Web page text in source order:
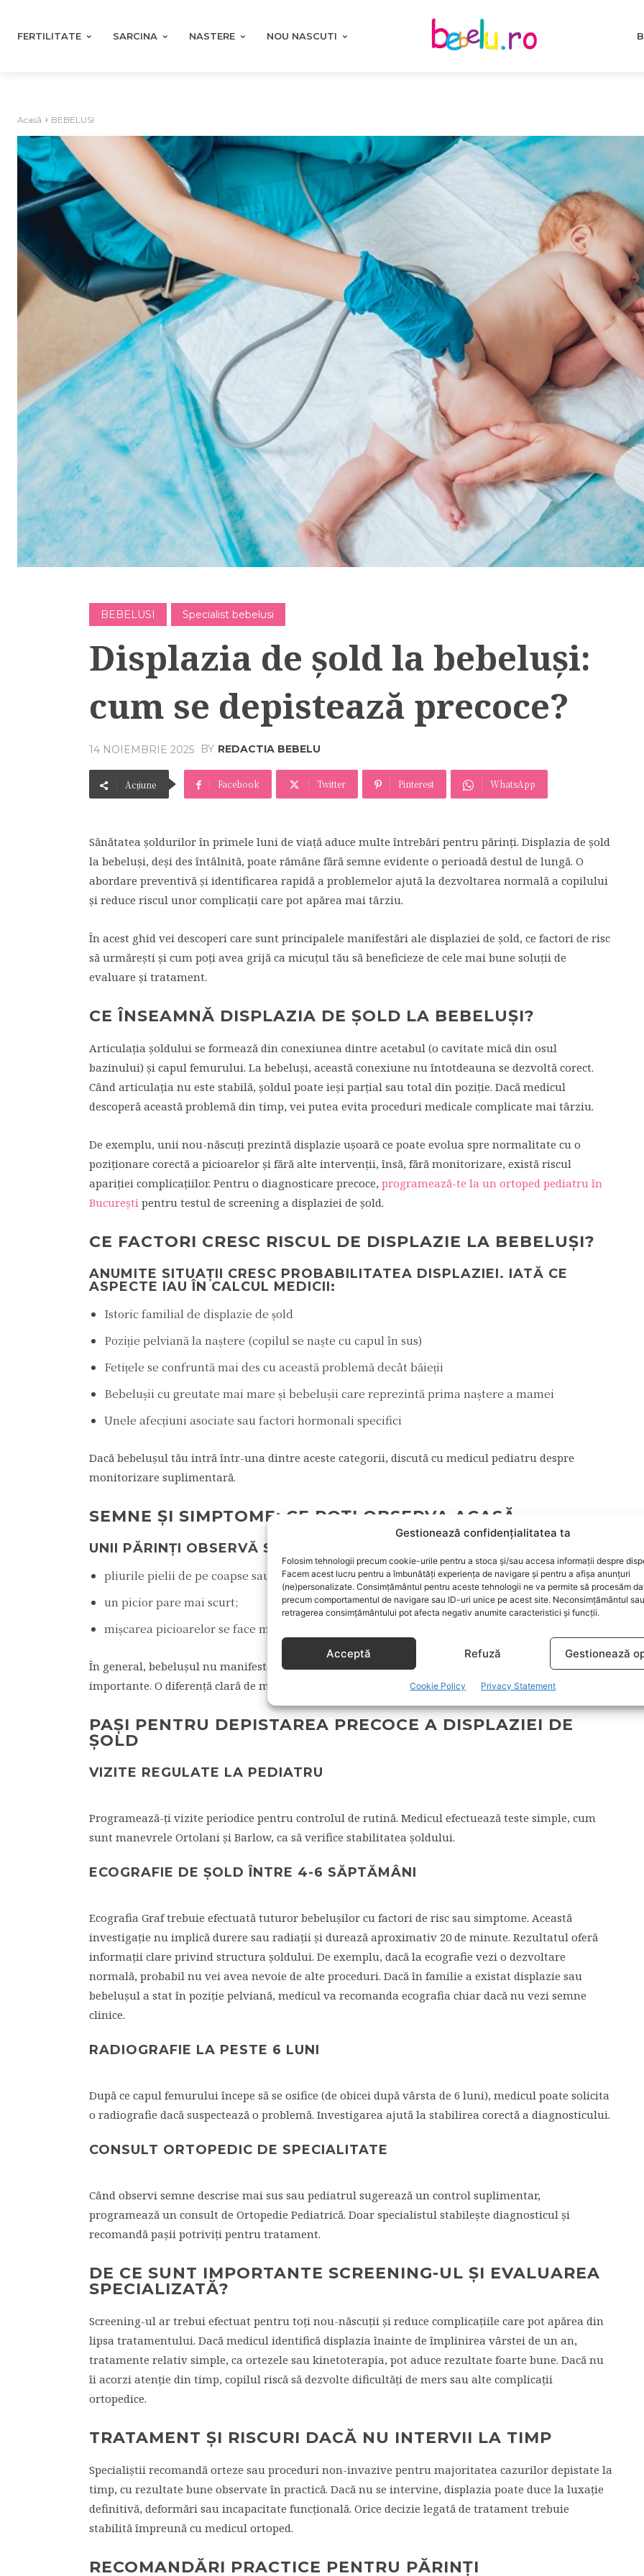
Gestionează confidențialitatea ta
Folosim tehnologii precum cookie-urile pentru a stoca și/sau accesa informații despre
Facem acest lucru pentru a îmbunătăți experiența de navigare și pentru a afișa anunțuri
(ne)personalizate. Consimțământul pentru aceste tehnologii ne va permite să procesăm
precum comportamentul de navigare sau ID-uri unice pe acest site. Neconsimțământul sau
retragerea consimțământului pot afecta negativ anumite caracteristici și funcții.
Acceptă Refuză Gestionează
Cookie Policy Privacy Statement
FERTILITATE SARCINA NASTERE NOU NASCUTI
Acasă BEBELUSI
BEBELUSI Specialist bebelusi
Displazia de șold la bebeluși:
cum se depistează precoce?
14 NOIEMBRIE 2025 BY REDACTIA BEBELU
Acțiune Facebook Twitter Pinterest WhatsApp
Sănătatea șoldurilor în primele luni de viață aduce multe întrebări pentru părinți. Displazia de șold
la bebeluși, deși des întâlnită, poate rămâne fără semne evidente o perioadă destul de lungă. O
abordare preventivă și identificarea rapidă a problemelor ajută la dezvoltarea normală a copilului
și reduce riscul unor complicații care pot apărea mai târziu.
În acest ghid vei descoperi care sunt principalele manifestări ale displaziei de șold, ce factori de risc
să urmărești și cum poți avea grijă ca micuțul tău să beneficieze de cele mai bune soluții de
evaluare și tratament.
CE ÎNSEAMNĂ DISPLAZIA DE ȘOLD LA BEBELUȘI?
Articulația șoldului se formează din conexiunea dintre acetabul (o cavitate mică din osul
bazinului) și capul femurului. La bebeluși, această conexiune nu întotdeauna se dezvoltă corect.
Când articulația nu este stabilă, șoldul poate ieși parțial sau total din poziție. Dacă medicul
descoperă această problemă din timp, vei putea evita proceduri medicale complicate mai târziu.
De exemplu, unii nou-născuți prezintă displazie ușoară ce poate evolua spre normalitate cu o
poziționare corectă a picioarelor și fără alte intervenții, însă, fără monitorizare, există riscul
apariției complicațiilor. Pentru o diagnosticare precoce, programează-te la un ortoped pediatru în
București pentru testul de screening a displaziei de șold.
CE FACTORI CRESC RISCUL DE DISPLAZIE LA BEBELUȘI?
ANUMITE SITUAȚII CRESC PROBABILITATEA DISPLAZIEI. IATĂ CE
ASPECTE IAU ÎN CALCUL MEDICII:
Istoric familial de displazie de șold
Poziție pelviană la naștere (copilul se naște cu capul în sus)
Fetițele se confruntă mai des cu această problemă decât băieții
Bebelușii cu greutate mai mare și bebelușii care reprezintă prima naștere a mamei
Unele afecțiuni asociate sau factori hormonali specifici
Dacă bebelușul tău intră într-una dintre aceste categorii, discută cu medicul pediatru despre
monitorizare suplimentară.
SEMNE ȘI SIMPTOME: CE POȚI OBSERVA ACASĂ
UNII PĂRINȚI OBSERVĂ SEMNE PRECUM:
pliurile pielii de pe coapse sau fese nu sunt simetrice pe ambele părți;
un picior pare mai scurt;
mișcarea picioarelor se face mai greu sau simți că ceva „face clic”.
În general, bebelușul nu manifestă durere, ceea ce face observațiile atente ale părinților foarte
importante. O diferență clară de mobilitate sau simetrie cere evaluare medicală.
PAȘI PENTRU DEPISTAREA PRECOCE A DISPLAZIEI DE
ȘOLD
VIZITE REGULATE LA PEDIATRU
Programează-ți vizite periodice pentru controlul de rutină. Medicul efectuează teste simple, cum
sunt manevrele Ortolani și Barlow, ca să verifice stabilitatea șoldului.
ECOGRAFIE DE ȘOLD ÎNTRE 4-6 SĂPTĂMÂNI
Ecografia Graf trebuie efectuată tuturor bebelușilor cu factori de risc sau simptome. Această
investigație nu implică durere sau radiații și durează aproximativ 20 de minute. Rezultatul oferă
informații clare privind structura șoldului. De exemplu, dacă la ecografie vezi o dezvoltare
normală, probabil nu vei avea nevoie de alte proceduri. Dacă în familie a existat displazie sau
bebelușul a stat în poziție pelviană, medicul va recomanda ecografia chiar dacă nu vezi semne
clinice.
RADIOGRAFIE LA PESTE 6 LUNI
După ce capul femurului începe să se osifice (de obicei după vârsta de 6 luni), medicul poate solicita
o radiografie dacă suspectează o problemă. Investigarea ajută la stabilirea corectă a diagnosticului.
CONSULT ORTOPEDIC DE SPECIALITATE
Când observi semne descrise mai sus sau pediatrul sugerează un control suplimentar,
programează un consult de Ortopedie Pediatrică. Doar specialistul stabilește diagnosticul și
recomandă pașii potriviți pentru tratament.
DE CE SUNT IMPORTANTE SCREENING-UL ȘI EVALUAREA
SPECIALIZATĂ?
Screening-ul ar trebui efectuat pentru toți nou-născuții și reduce complicațiile care pot apărea din
lipsa tratamentului. Dacă medicul identifică displazia înainte de împlinirea vârstei de un an,
tratamente relativ simple, ca ortezele sau kinetoterapia, pot aduce rezultate foarte bune. Dacă nu
îi acorzi atenție din timp, copilul riscă să dezvolte dificultăți de mers sau alte complicații
ortopedice.
TRATAMENT ȘI RISCURI DACĂ NU INTERVII LA TIMP
Specialiștii recomandă orteze sau proceduri non-invazive pentru majoritatea cazurilor depistate la
timp, cu rezultate bune observate în practică. Dacă nu se intervine, displazia poate duce la luxație
definitivă, deformări sau incapacitate funcțională. Orice decizie legată de tratament trebuie
stabilită împreună cu medicul ortoped.
RECOMANDĂRI PRACTICE PENTRU PĂRINȚI